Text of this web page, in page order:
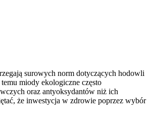
surowych norm dotyczących hodowli
miody ekologiczne często
oraz antyoksydantów niż ich
że inwestycja w zdrowie poprzez wybór